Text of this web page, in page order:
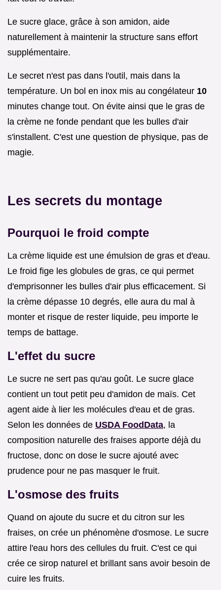
Le sucre glace, grâce à son amidon, aide
naturellement à maintenir la structure sans effort
supplémentaire.
Le secret n'est pas dans l'outil, mais dans la
température. Un bol en inox mis au congélateur 10
minutes change tout. On évite ainsi que le gras de
la crème ne fonde pendant que les bulles d'air
s'installent. C'est une question de physique, pas de
magie.
Les secrets du montage
Pourquoi le froid compte
La crème liquide est une émulsion de gras et d'eau.
Le froid fige les globules de gras, ce qui permet
d'emprisonner les bulles d'air plus efficacement. Si
la crème dépasse 10 degrés, elle aura du mal à
monter et risque de rester liquide, peu importe le
temps de battage.
L'effet du sucre
Le sucre ne sert pas qu'au goût. Le sucre glace
contient un tout petit peu d'amidon de maïs. Cet
agent aide à lier les molécules d'eau et de gras.
Selon les données de USDA FoodData, la
composition naturelle des fraises apporte déjà du
fructose, donc on dose le sucre ajouté avec
prudence pour ne pas masquer le fruit.
L'osmose des fruits
Quand on ajoute du sucre et du citron sur les
fraises, on crée un phénomène d'osmose. Le sucre
attire l'eau hors des cellules du fruit. C'est ce qui
crée ce sirop naturel et brillant sans avoir besoin de
cuire les fruits.